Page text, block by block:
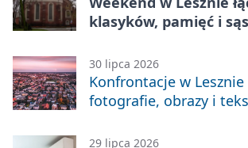
klasyków, pamięć i
30 lipca 2026
Konfrontacje w Lesznie
fotografie, obrazy i
29 lipca 2026